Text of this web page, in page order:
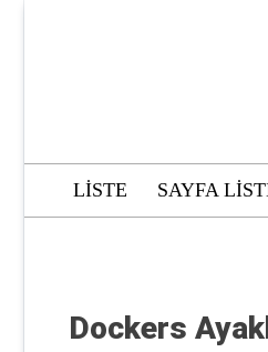
LISTE SAYFA
Dockers